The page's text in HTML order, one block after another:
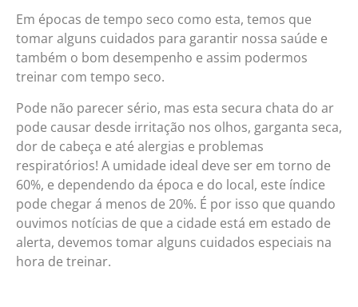
Em épocas de tempo seco como esta, temos que
tomar alguns cuidados para garantir nossa saúde e
também o bom desempenho e assim podermos
treinar com tempo seco.
Pode não parecer sério, mas esta secura chata do ar
pode causar desde irritação nos olhos, garganta seca,
dor de cabeça e até alergias e problemas
respiratórios! A umidade ideal deve ser em torno de
60%, e dependendo da época e do local, este índice
pode chegar á menos de 20%. É por isso que quando
ouvimos notícias de que a cidade está em estado de
alerta, devemos tomar alguns cuidados especiais na
hora de treinar.